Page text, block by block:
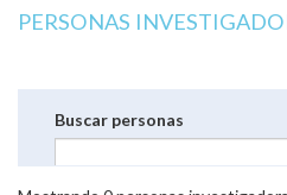
PERSONAS
Buscar personas